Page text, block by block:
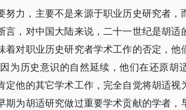
力，主要不是来源于职业历史研究者，
，对中国大陆来说，二十一世纪是胡适
对职业历史研究者学术工作的否定，他
为历史意识的自然延续，他们在还原胡
他的其它学术工作，完全自觉将胡适视
为胡适研究做过重要学术贡献的学者，